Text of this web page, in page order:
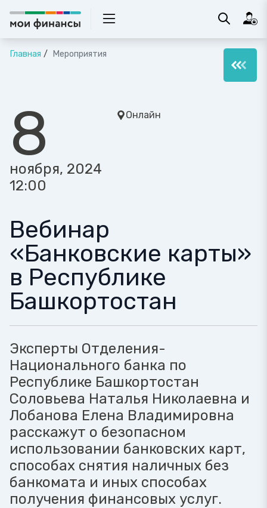
Главная Мероприятия
8
ноября, 2024
12:00
Онлайн
Вебинар
«Банковские карты»
в Республике
Башкортостан
Эксперты Отделения-
Национального банка по
Республике Башкортостан ​
Соловьева Наталья Николаевна и
Лобанова Елена Владимировна
расскажут о безопасном
использовании банковских карт,
способах снятия наличных без
банкомата и иных способах
получения финансовых услуг.